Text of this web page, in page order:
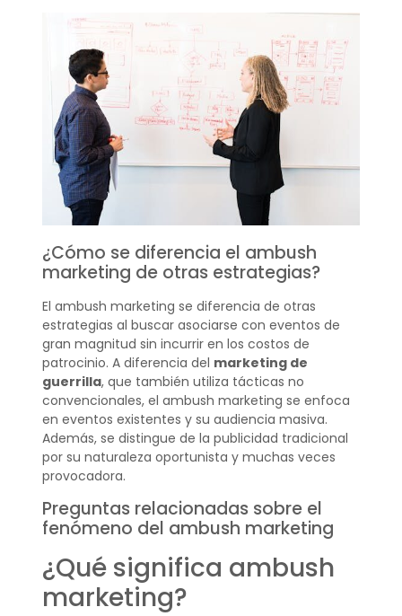
¿Cómo se diferencia el ambush
marketing de otras estrategias?
El ambush marketing se diferencia de otras
estrategias al buscar asociarse con eventos de
gran magnitud sin incurrir en los costos de
patrocinio. A diferencia del marketing de
guerrilla, que también utiliza tácticas no
convencionales, el ambush marketing se enfoca
en eventos existentes y su audiencia masiva.
Además, se distingue de la publicidad tradicional
por su naturaleza oportunista y muchas veces
provocadora.
Preguntas relacionadas sobre el
fenómeno del ambush marketing
¿Qué significa ambush
marketing?